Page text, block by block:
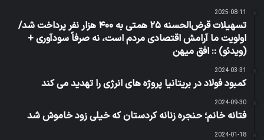
2025-08-11
تسهیلات قرض‌الحسنه ۲۵ همتی به ۴۰۰ هزار نفر پرداخت شد/
اولویت ما آرامش اقتصادی مردم است، نه صرفاً سودآوری +
(ویدئو) :: افق میهن
2024-03-31
کمبود فولاد در بریتانیا پروژه های انرژی را تهدید می کند
2024-09-30
فتانه خانم؛ حنجره زنانه کردستان که خیلی زود خاموش شد
2024-01-18